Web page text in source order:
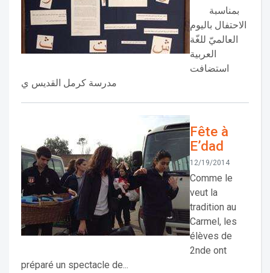
الاحتفال باليوم
العالميّ للغّة
العربية
استضافت
مدرسة كرمل القديس ي
Fête à
E’dad
12/19/2014
Comme le
veut la
tradition au
Carmel, les
élèves de
2nde ont
préparé un spectacle de...